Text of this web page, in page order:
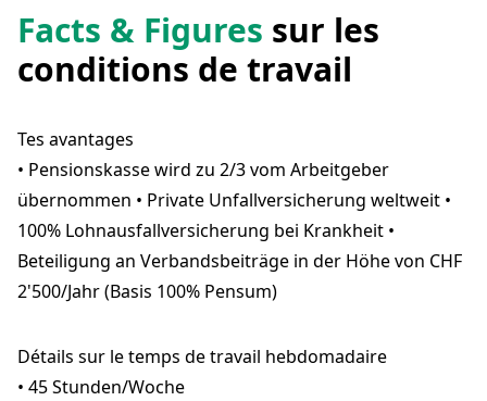
Facts & Figures sur les
conditions de travail
Tes avantages
• Pensionskasse wird zu 2/3 vom Arbeitgeber
übernommen • Private Unfallversicherung weltweit •
100% Lohnausfallversicherung bei Krankheit •
Beteiligung an Verbandsbeiträge in der Höhe von CHF
2'500/Jahr (Basis 100% Pensum)
Détails sur le temps de travail hebdomadaire
• 45 Stunden/Woche